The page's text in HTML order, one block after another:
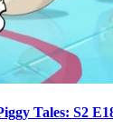
Tales: S2